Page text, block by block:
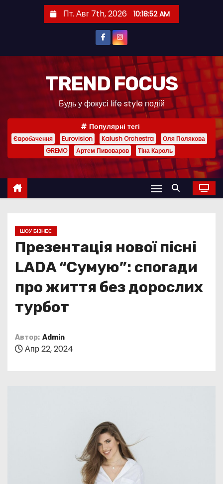
и
Пт. Авг 7th, 2026 10:18:53 AM
TREND FOCUS
Будь у фокусі life style подій
Популярні тегі
Євробачення Eurovision Kalush Orchestra
Оля Полякова
GREMO
Артем Пивоваров Тіна Кароль
ШОУ БІЗНЕС
Презентація нової пісні
LADA “Сумую”: спогади
про життя без дорослих
турбот
Автор: Admin
Апр 22, 2024